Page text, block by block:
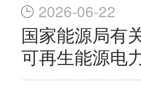
2026-06-22
国家能源局有
可再生能源电